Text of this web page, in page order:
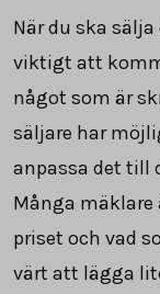
När du ska
viktigt att
något som är
säljare har
anpassa det till
Många mäklare
priset och vad
värt att lägga